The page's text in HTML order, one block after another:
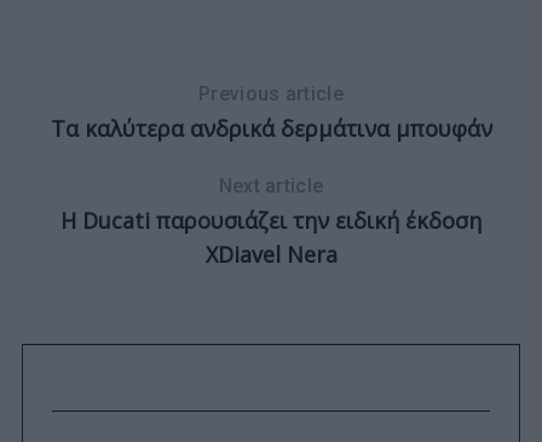
Previous article
Τα καλύτερα ανδρικά δερμάτινα μπουφάν
Next article
Η Ducati παρουσιάζει την ειδική έκδοση
XDiavel Nera